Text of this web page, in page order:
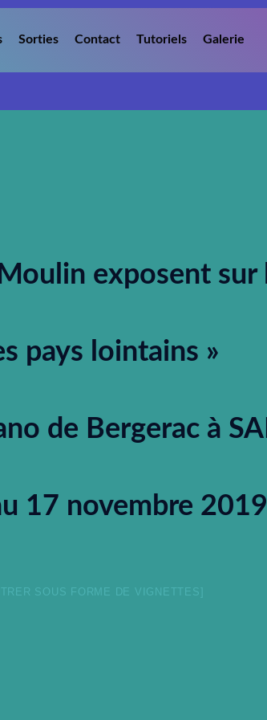
Sorties Contact Tutoriels Galerie
exposent sur
pays lointains »
de Bergerac à
17 novembre 2019
SOUS FORME DE VIGNETTES]